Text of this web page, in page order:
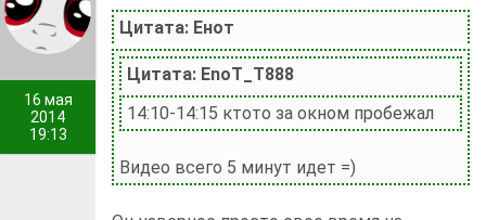
16 мая
2014
19:13
Цитата: Енот
Цитата: EnoT_T888
14:10-14:15 ктото за окном пробежал
Видео всего 5 минут идет =)